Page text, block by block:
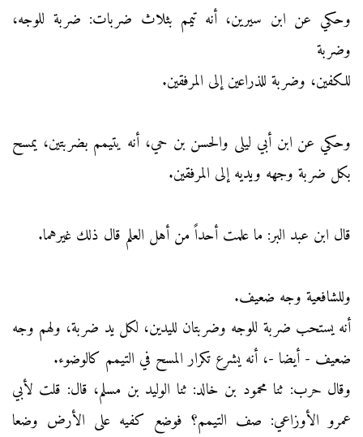
وحكي عن ابن سيرين، أنه تيمم بثلاث ضربات: ضربة للوجه،
وضربة
للكفين، وضربة للذراعين إلى المرفقين.
وحكي عن ابن أبي ليلى والحسن بن حي، أنه يتيمم بضربتين، يمسح
بكل ضربة وجهه ويديه إلى المرفقين.
قال ابن عبد البر: ما علمت أحداً من أهل العلم قال ذلك غيرهما.
وللشافعية وجه ضعيف.
أنه يستحب ضربة للوجه وضربتان لليدين، لكل يد ضربة، ولهم وجه
ضعيف - أيضا -، أنه يشرع تكرار المسح في التيمم كالوضوء.
وقال حرب: ثنا محمود بن خالد: ثنا الوليد بن مسلم، قال: قلت لأبي
عمرو الأوزاعي: صف التيمم؟ فوضع كفيه على الأرض وضعا